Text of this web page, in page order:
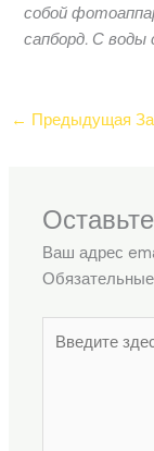
собой
сапборд. С воды
← Предыдущая
Ваш адрес
здесь...